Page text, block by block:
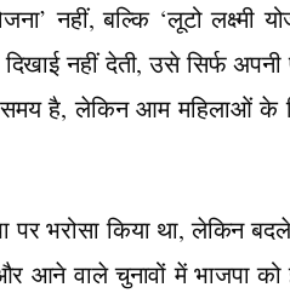
नहीं, बल्कि ‘लूटो लक्ष्मी
नहीं देती, उसे सिर्फ अपनी
है, लेकिन आम महिलाओं के
पर भरोसा किया था, लेकिन
वाले चुनावों में भाजपा को